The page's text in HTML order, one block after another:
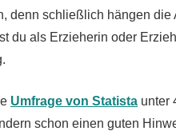
denn schließlich hängen
du als Erzieherin oder
Umfrage von Statista unter
schon einen guten